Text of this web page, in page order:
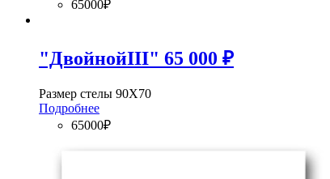
65000₽
"ДвойнойIII" 65 000 ₽
Размер стелы 90Х70
Подробнее
65000₽